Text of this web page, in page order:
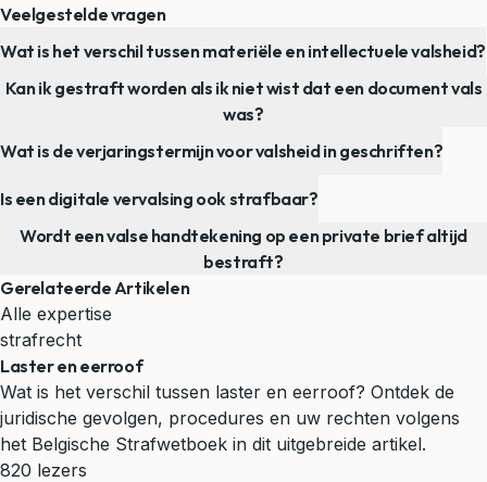
Veelgestelde vragen
Wat is het verschil tussen materiële en intellectuele valsheid?
Kan ik gestraft worden als ik niet wist dat een document vals
was?
Wat is de verjaringstermijn voor valsheid in geschriften?
Is een digitale vervalsing ook strafbaar?
Wordt een valse handtekening op een private brief altijd
bestraft?
Gerelateerde Artikelen
Alle expertise
strafrecht
Laster en eerroof
Wat is het verschil tussen laster en eerroof? Ontdek de
juridische gevolgen, procedures en uw rechten volgens
het Belgische Strafwetboek in dit uitgebreide artikel.
820 lezers